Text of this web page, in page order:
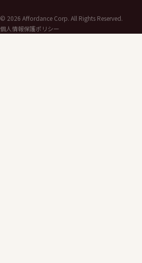
© 2026 Affordance Corp. All Rights Reserved.
個人情報保護ポリシー